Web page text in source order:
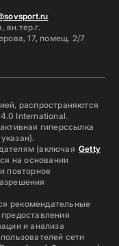
вн.тер.г.
17, помещ. 2/7
распространяются
International.
гиперссылка
(включая Getty
на основании
повторное
рекомендательные
и анализа
сети